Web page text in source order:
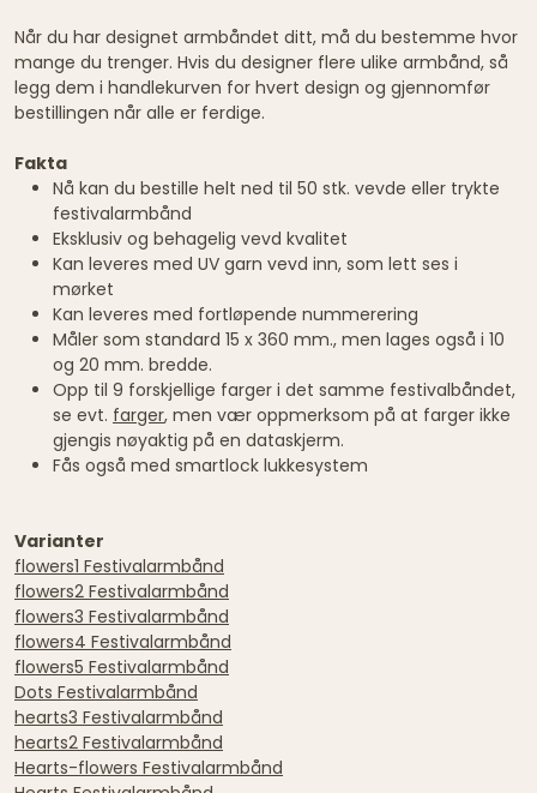
Når du har designet armbåndet ditt, må du bestemme hvor
mange du trenger. Hvis du designer flere ulike armbånd, så
legg dem i handlekurven for hvert design og gjennomfør
bestillingen når alle er ferdige.
Fakta
Nå kan du bestille helt ned til 50 stk. vevde eller trykte
festivalarmbånd
Eksklusiv og behagelig vevd kvalitet
Kan leveres med UV garn vevd inn, som lett ses i
mørket
Kan leveres med fortløpende nummerering
Måler som standard 15 x 360 mm., men lages også i 10
og 20 mm. bredde.
Opp til 9 forskjellige farger i det samme festivalbåndet,
se evt. farger, men vær oppmerksom på at farger ikke
gjengis nøyaktig på en dataskjerm.
Fås også med smartlock lukkesystem
Varianter
flowers1 Festivalarmbånd
flowers2 Festivalarmbånd
flowers3 Festivalarmbånd
flowers4 Festivalarmbånd
flowers5 Festivalarmbånd
Dots Festivalarmbånd
hearts3 Festivalarmbånd
hearts2 Festivalarmbånd
Hearts-flowers Festivalarmbånd